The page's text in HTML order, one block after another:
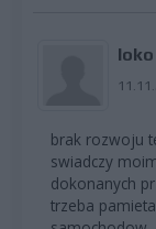
loko
brak rozwoju
swiadczy
dokonanych
trzeba